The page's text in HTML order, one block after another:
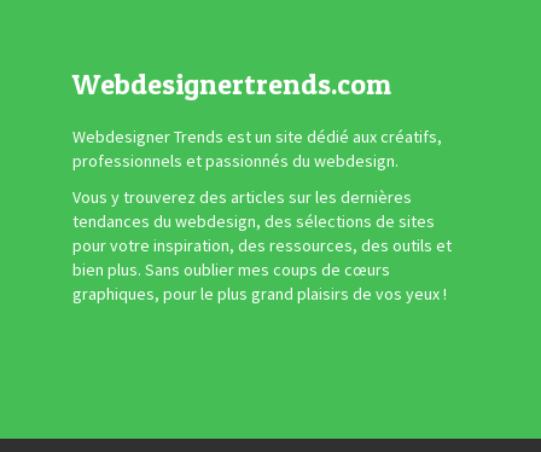
Webdesignertrends.com
Webdesigner Trends est un site dédié aux créatifs,
professionnels et passionnés du webdesign.
Vous y trouverez des articles sur les dernières
tendances du webdesign, des sélections de sites
pour votre inspiration, des ressources, des outils et
bien plus. Sans oublier mes coups de cœurs
graphiques, pour le plus grand plaisirs de vos yeux !